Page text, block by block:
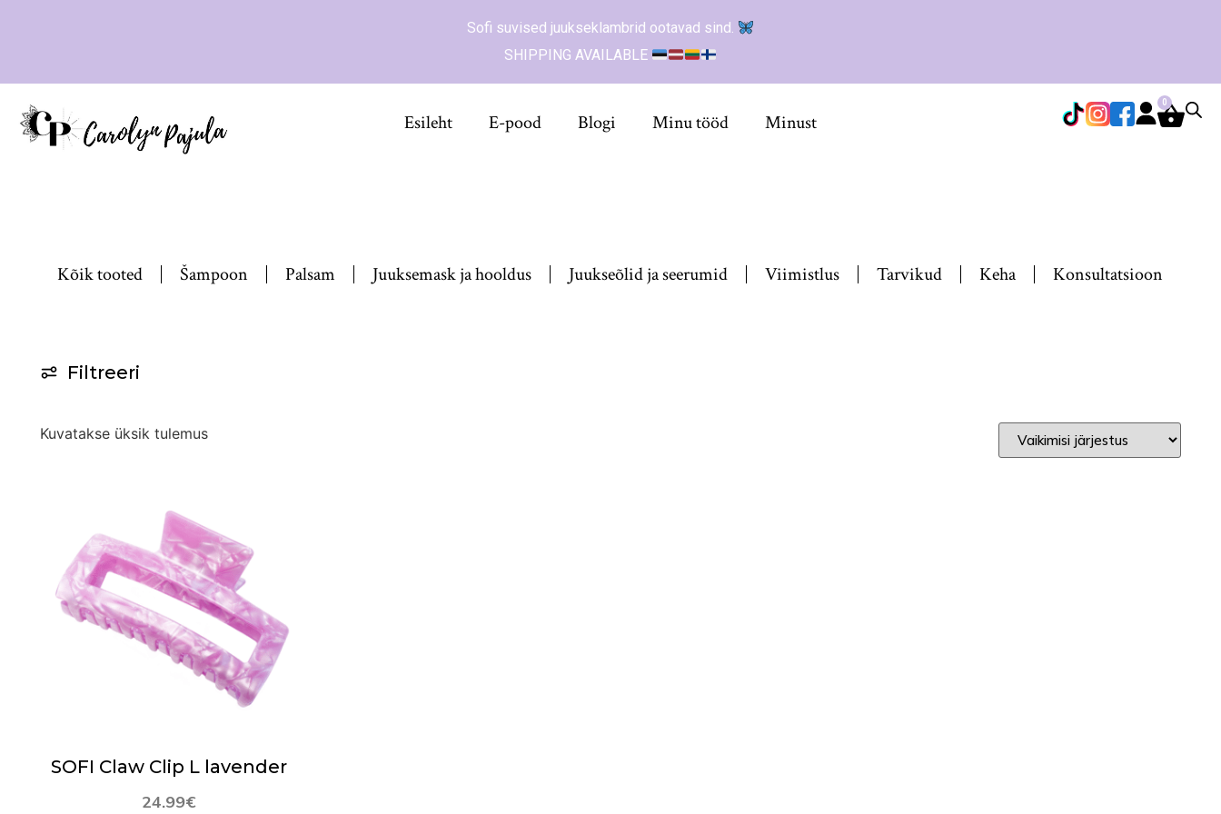
Sofi suvised juukseklambrid ootavad sind.
SHIPPING AVAILABLE
Esileht E-pood Blogi Minu tööd Minust
0
Kõik tooted Šampoon Palsam Juuksemask ja hooldus Juukseõlid ja seerumid Viimistlus Tarvikud Keha Konsultatsioon
Filtreeri
Kuvatakse üksik tulemus
SOFI Claw Clip L lavender
24.99€